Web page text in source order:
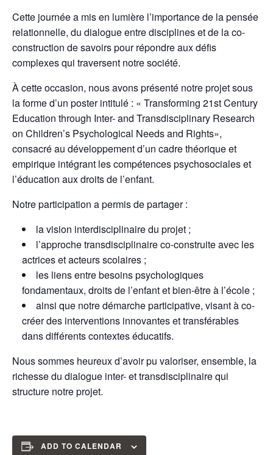
Cette journée a mis en lumière l’importance de la pensée
relationnelle, du dialogue entre disciplines et de la co-
construction de savoirs pour répondre aux défis
complexes qui traversent notre société.
À cette occasion, nous avons présenté notre projet sous
la forme d’un poster intitulé : « Transforming 21st Century
Education through Inter- and Transdisciplinary Research
on Children’s Psychological Needs and Rights»,
consacré au développement d’un cadre théorique et
empirique intégrant les compétences psychosociales et
l’éducation aux droits de l’enfant.
Notre participation a permis de partager :
la vision interdisciplinaire du projet ;
l’approche transdisciplinaire co-construite avec les
actrices et acteurs scolaires ;
les liens entre besoins psychologiques
fondamentaux, droits de l’enfant et bien-être à l’école ;
ainsi que notre démarche participative, visant à co-
créer des interventions innovantes et transférables
dans différents contextes éducatifs.
Nous sommes heureux d’avoir pu valoriser, ensemble, la
richesse du dialogue inter- et transdisciplinaire qui
structure notre projet.
ADD TO CALENDAR